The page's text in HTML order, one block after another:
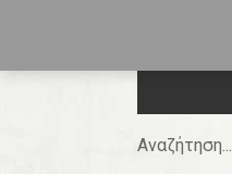
Αναζήτηση...